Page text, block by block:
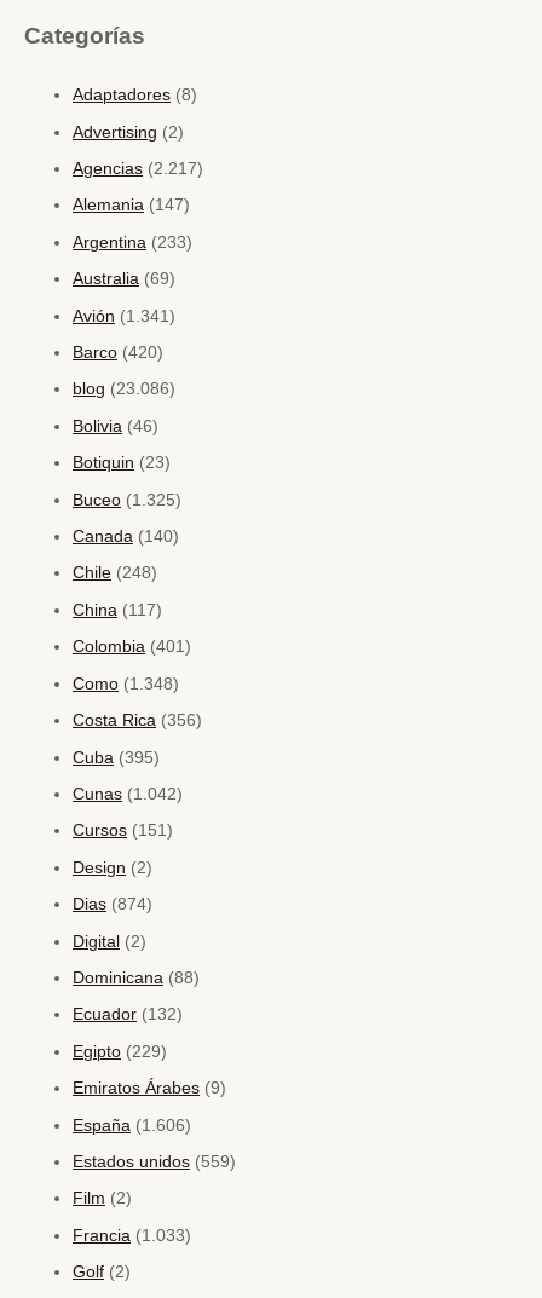
Categorías
Adaptadores (8)
Advertising (2)
Agencias (2.217)
Alemania (147)
Argentina (233)
Australia (69)
Avión (1.341)
Barco (420)
blog (23.086)
Bolivia (46)
Botiquin (23)
Buceo (1.325)
Canada (140)
Chile (248)
China (117)
Colombia (401)
Como (1.348)
Costa Rica (356)
Cuba (395)
Cunas (1.042)
Cursos (151)
Design (2)
Dias (874)
Digital (2)
Dominicana (88)
Ecuador (132)
Egipto (229)
Emiratos Árabes (9)
España (1.606)
Estados unidos (559)
Film (2)
Francia (1.033)
Golf (2)